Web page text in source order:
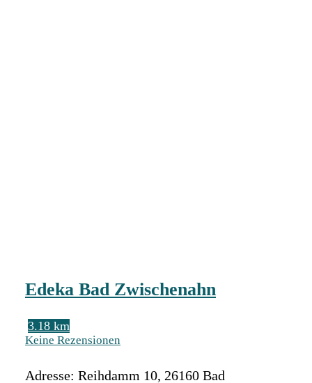
Edeka Bad Zwischenahn
3.18 km
Keine Rezensionen
Adresse: Reihdamm 10, 26160 Bad